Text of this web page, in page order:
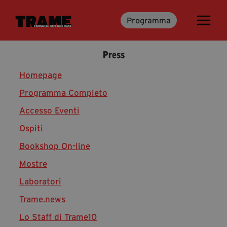
Programma
Trame.15
Libri
Media & Press
News & Kit
Accrediti Stampa
Cartella Stampa
Rassegna Stampa
Partecipa
Press
Homepage
Programma Completo
Accesso Eventi
Ospiti
Bookshop On-line
Mostre
Laboratori
Trame.news
Lo Staff di Trame10